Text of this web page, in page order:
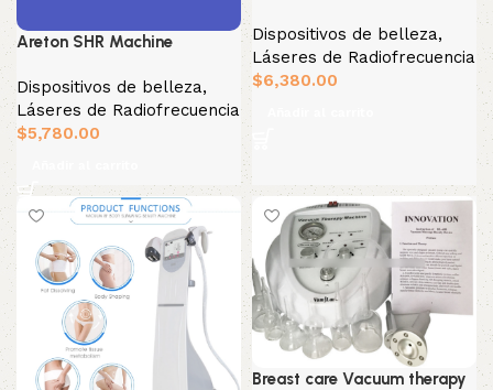
Areton SHR Machine
Dispositivos de belleza,
Láseres de Radiofrecuencia
$5,780.00
Dispositivos de belleza,
Láseres de Radiofrecuencia
$6,380.00
Breast care Vacuum therapy